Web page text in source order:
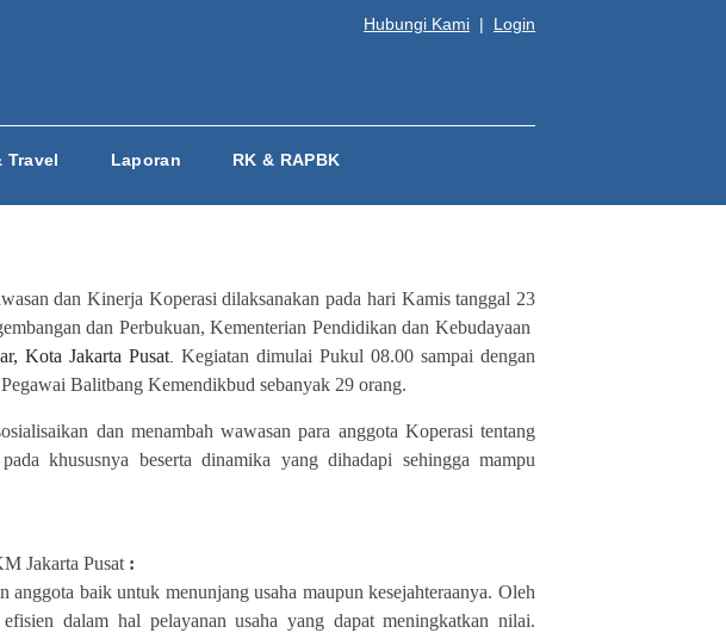
Hubungi Kami | Login
Travel Laporan RK & RAPBK
dan Kinerja Koperasi dilaksanakan pada hari Kamis tanggal 23
dan Perbukuan, Kementerian Pendidikan dan Kebudayaan
Kota Jakarta Pusat. Kegiatan dimulai Pukul 08.00 sampai dengan
Balitbang Kemendikbud sebanyak 29 orang.
dan menambah wawasan para anggota Koperasi tentang
khususnya beserta dinamika yang dihadapi sehingga mampu
Jakarta Pusat :
baik untuk menunjang usaha maupun kesejahteraanya. Oleh
dalam hal pelayanan usaha yang dapat meningkatkan nilai.